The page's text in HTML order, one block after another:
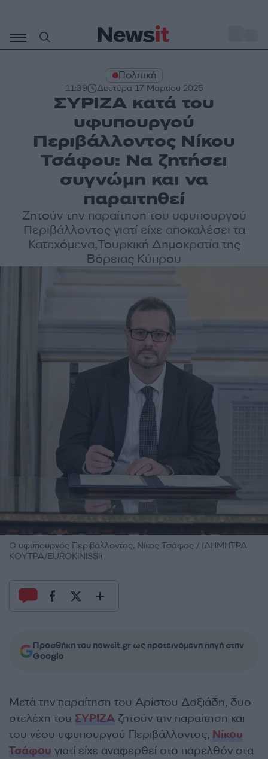
περιεχόμενο
Πολιτική
11:39 Δευτέρα 17 Μαρτίου 2025
ΣΥΡΙΖΑ κατά του
υφυπουργού
Περιβάλλοντος Νίκου
Τσάφου: Να ζητήσει
συγνώμη και να
παραιτηθεί
Ζητούν την παραίτηση του υφυπουργού
Περιβάλλοντος γιατί είχε αποκαλέσει τα
Κατεχόμενα,Τουρκική Δημοκρατία της
Βόρειας Κύπρου
Ο υφυπουργός Περιβάλλοντος, Νίκος Τσάφος / (ΔΗΜΗΤΡΑ
ΚΟΥΤΡΑ/EUROKINISSI)
Προσθήκη του newsit.gr ως προτεινόμενη πηγή στην
Google
Μετά την παραίτηση του Αρίστου Δοξιάδη, δυο
στελέχη του ΣΥΡΙΖΑ ζητούν την παραίτηση και
του νέου υφυπουργού Περιβάλλοντος, Νίκου
Τσάφου γιατί είχε αναφερθεί στο παρελθόν στα